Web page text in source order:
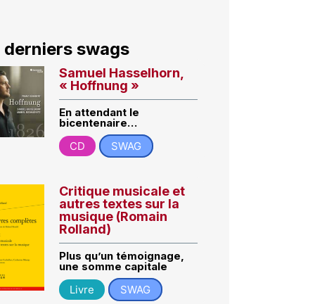
derniers swags
Samuel Hasselhorn,
« Hoffnung »
En attendant le
bicentenaire…
CD
SWAG
Critique musicale et
autres textes sur la
musique (Romain
Rolland)
Plus qu’un témoignage,
une somme capitale
Livre
SWAG